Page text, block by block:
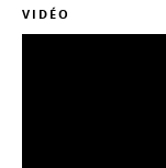
VIDÉO